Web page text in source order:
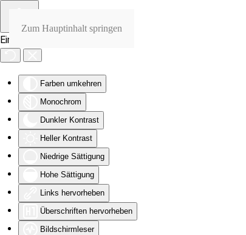
Eingabehilfen öffnen
Farben umkehren
Monochrom
Dunkler Kontrast
Heller Kontrast
Niedrige Sättigung
Hohe Sättigung
Links hervorheben
Überschriften hervorheben
Bildschirmleser
Zum Hauptinhalt springen